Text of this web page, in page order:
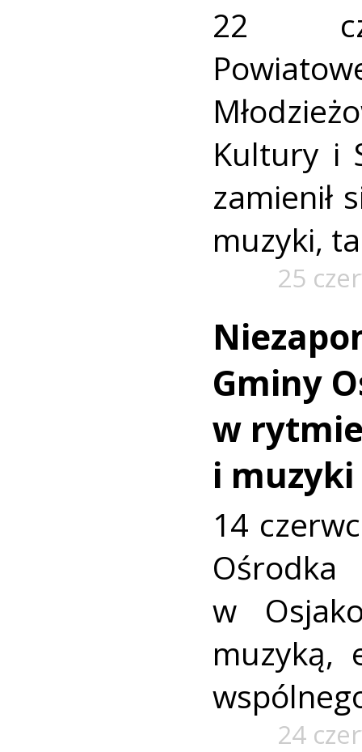
22
Kultury i
zamienił
muzyki,
25
Gminy
w
i muzyki
14
w
muzyką,
24